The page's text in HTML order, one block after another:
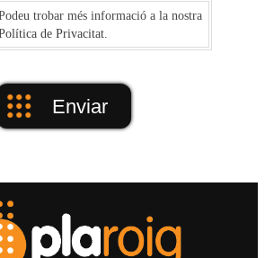
trobar més informació a la nostra
de Privacitat
Enviar